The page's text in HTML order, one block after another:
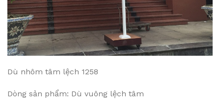
Dù nhôm tâm lệch 1258
Dòng sản phẩm: Dù vuông lệch tâm